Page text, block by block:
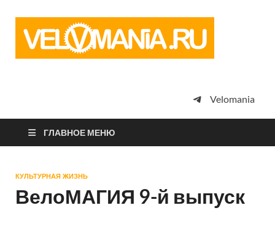
просто
Velomania
ГЛАВНОЕ МЕНЮ
КУЛЬТУРНАЯ ЖИЗНЬ
ВелоМАГИЯ 9-й выпуск